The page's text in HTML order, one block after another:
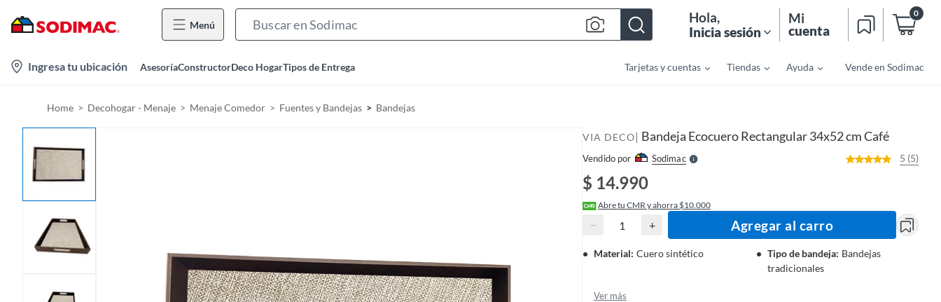
Menú Hola,
Inicia sesión
Mi
cuenta
0
Ingresa tu ubicación AsesoríaConstructorDeco HogarTipos de Entrega Tarjetas y cuentas Tiendas Ayuda Vende en Sodimac
Home Decohogar - Menaje Menaje Comedor Fuentes y Bandejas Bandejas
VIA DECO| Bandeja Ecocuero Rectangular 34x52 cm Café
Vendido por SodimacS
l
l
5 (5)
$ 14.990
Abre tu CMR y ahorra $10.000
− + Agregar al carro
Material: Cuero sintético Tipo de bandeja: Bandejas
tradicionales
Ver más